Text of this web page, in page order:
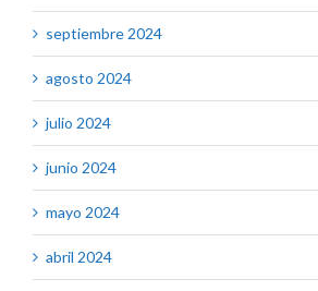
septiembre 2024
agosto 2024
julio 2024
junio 2024
mayo 2024
abril 2024